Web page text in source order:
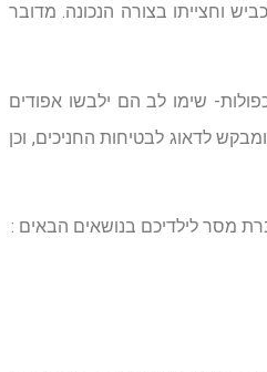
וחצייתו בצורה הנכונה. מדובר
שימו לב הם ילבשו אפודים
לדאוג לבטיחות החניכים, וכן
מסר לילדיכם בנושאים הבאים :